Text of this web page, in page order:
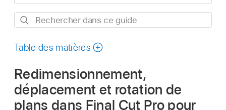
Rechercher
ce
Table des matières
Redimensionnement,
déplacement et rotation de
plans dans Final Cut Pro pour